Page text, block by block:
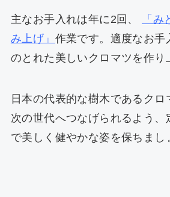
主なお手入れは年に2回、 「み
み上げ」 作業です。適度なお手
のとれた美しいクロマツを作り
日本の代表的な樹木であるクロ
次の世代へつなげられるよう、
で美しく健やかな姿を保ちまし